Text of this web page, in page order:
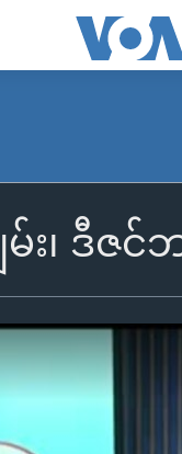
၊ ဒီဇင်